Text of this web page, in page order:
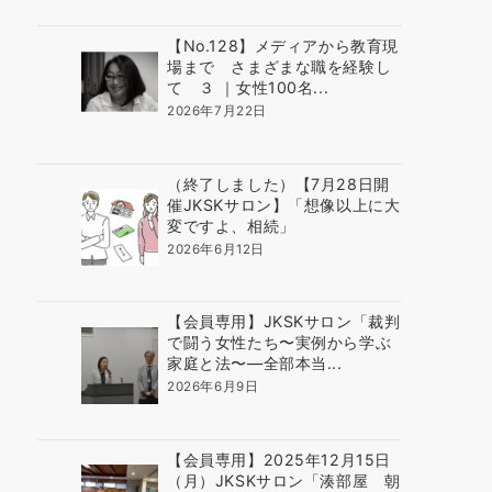
【No.128】メディアから教育現
場まで さまざまな職を経験し
て ３ ｜女性100名...
2026年7月22日
（終了しました）【7月28日開
催JKSKサロン】「想像以上に大
変ですよ、相続」
2026年6月12日
【会員専用】JKSKサロン「裁判
で闘う女性たち〜実例から学ぶ
家庭と法〜―全部本当...
2026年6月9日
【会員専用】2025年12月15日
（月）JKSKサロン「湊部屋 朝